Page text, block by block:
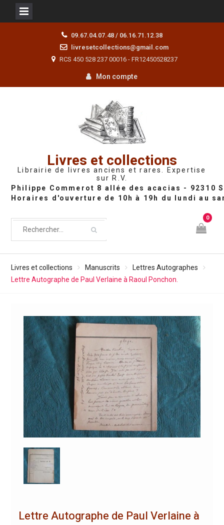
09.67.04.07.48 / 06.16.71.12.38
livresetcollections@gmail.com
RCS 450 528 237 00016 - FR12450528237
Mon compte
Livres et collections
Librairie de livres anciens et rares. Expertise
sur R.V.
0
Livres et collections Manuscrits
Lettres Autographes
Lettre Autographe de Paul Verlaine à Raoul Ponchon.
Lettre Autographe de Paul Verlaine à